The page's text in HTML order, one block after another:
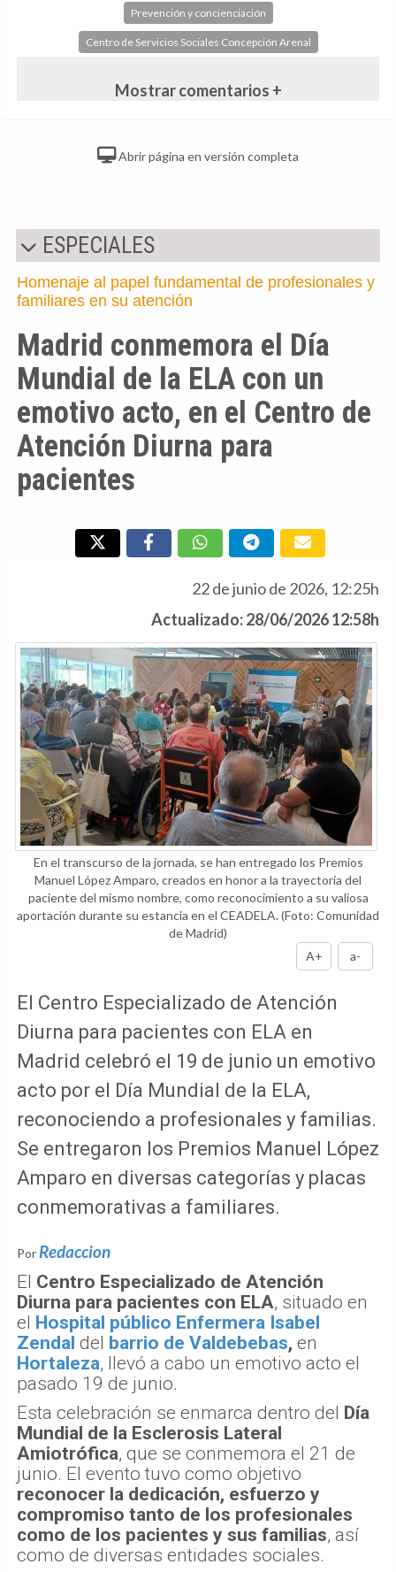
Prevención y concienciación
Centro de Servicios Sociales Concepción Arenal
Mostrar comentarios +
Abrir página en versión completa
ESPECIALES
Homenaje al papel fundamental de profesionales y
familiares en su atención
Madrid conmemora el Día
Mundial de la ELA con un
emotivo acto, en el Centro de
Atención Diurna para
pacientes
22 de junio de 2026, 12:25h
Actualizado: 28/06/2026 12:58h
En el transcurso de la jornada, se han entregado los Premios
Manuel López Amparo, creados en honor a la trayectoria del
paciente del mismo nombre, como reconocimiento a su valiosa
aportación durante su estancia en el CEADELA.(Foto: Comunidad
de Madrid)
A+
a-
El Centro Especializado de Atención
Diurna para pacientes con ELA en
Madrid celebró el 19 de junio un emotivo
acto por el Día Mundial de la ELA,
reconociendo a profesionales y familias.
Se entregaron los Premios Manuel López
Amparo en diversas categorías y placas
conmemorativas a familiares.
Por Redaccion
El Centro Especializado de Atención
Diurna para pacientes con ELA, situado en
el Hospital público Enfermera Isabel
Zendal del barrio de Valdebebas, en
Hortaleza, llevó a cabo un emotivo acto el
pasado 19 de junio.
Esta celebración se enmarca dentro del Día
Mundial de la Esclerosis Lateral
Amiotrófica, que se conmemora el 21 de
junio. El evento tuvo como objetivo
reconocer la dedicación, esfuerzo y
compromiso tanto de los profesionales
como de los pacientes y sus familias, así
como de diversas entidades sociales.